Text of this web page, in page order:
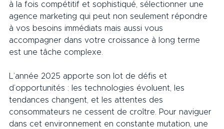
à la fois compétitif et sophistiqué, sélectionner une
agence marketing qui peut non seulement répondre
à vos besoins immédiats mais aussi vous
accompagner dans votre croissance à long terme
est une tâche complexe.
L’année 2025 apporte son lot de défis et
d’opportunités : les technologies évoluent, les
tendances changent, et les attentes des
consommateurs ne cessent de croître. Pour naviguer
dans cet environnement en constante mutation, une